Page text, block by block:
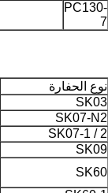
PC130-
7
نوع الحفارة
SK03
SK07-N2
SK07-1 / 2
SK09
SK60